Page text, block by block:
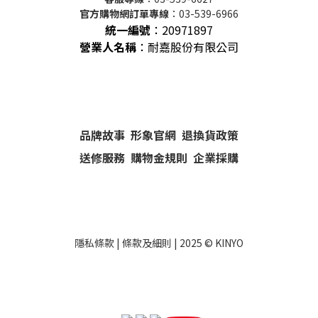
官方購物網訂單專線 ：03-539-6966
統一編號 ： 20971897
營業人名稱 ：耐嘉股份有限公司
品牌故事 形象官網 退換貨政策
送修服務 購物金規則 企業採購
隱私條款 | 條款及細則 | 2025 © KINYO